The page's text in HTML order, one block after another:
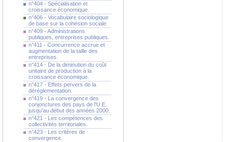
n°404 - Spécialisation et
croissance économique.
n°406 - Vocabulaire sociologique
de base sur la cohésion sociale.
n°409 - Administrations
publiques, entreprises publiques.
n°411 - Concurrence accrue et
augmentation de la taille des
entreprises.
n°414 - De la diminution du coût
unitaire de production à la
croissance économique.
n°417 - Effets pervers de la
déréglementation.
n°419 - La convergence des
conjonctures des pays de l'U.E.
jusqu'au début des années 2000.
n°421 - Les compétences des
collectivités territoriales.
n°423 - Les critères de
convergence.